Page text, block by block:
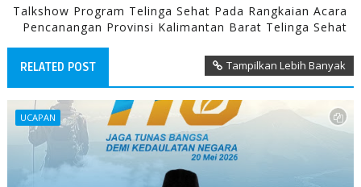
Talkshow Program Telinga Sehat Pada Rangkaian Acara
Pencanangan Provinsi Kalimantan Barat Telinga Sehat
RELATED POST Tampilkan Lebih Banyak
UCAPAN